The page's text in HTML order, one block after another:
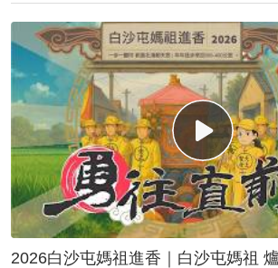
2026白沙屯媽祖進香｜白沙屯媽祖